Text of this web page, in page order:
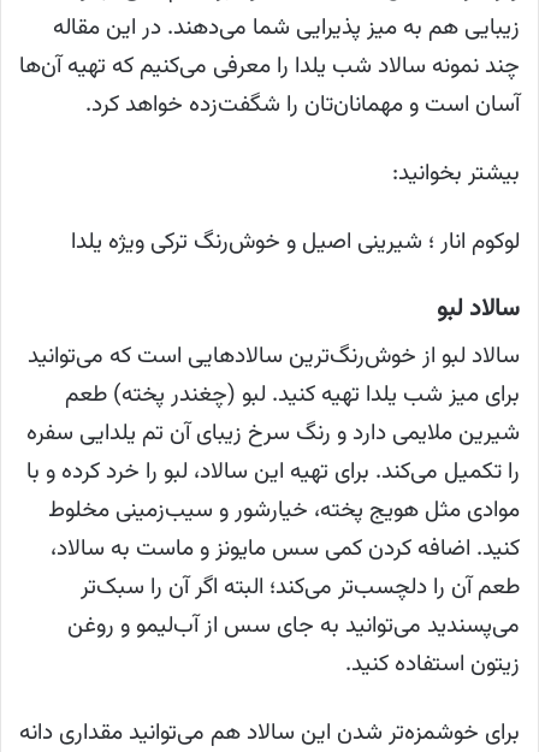
زیبایی هم به میز پذیرایی شما می‌دهند. در این مقاله
چند نمونه سالاد شب یلدا را معرفی می‌کنیم که تهیه آن‌ها
آسان است و مهمانان‌تان را شگفت‌زده خواهد کرد.
بیشتر بخوانید:
لوکوم انار ؛ شیرینی اصیل و خوش‌رنگ ترکی ویژه یلدا
سالاد لبو
سالاد لبو از خوش‌رنگ‌ترین سالادهایی است که می‌توانید
برای میز شب یلدا تهیه کنید. لبو (چغندر پخته) طعم
شیرین ملایمی دارد و رنگ سرخ زیبای آن تم یلدایی سفره
را تکمیل می‌کند. برای تهیه این سالاد، لبو را خرد کرده و با
موادی مثل هویج پخته، خیارشور و سیب‌زمینی مخلوط
کنید. اضافه کردن کمی سس مایونز و ماست به سالاد،
طعم آن را دلچسب‌تر می‌کند؛ البته اگر آن را سبک‌تر
می‌پسندید می‌توانید به جای سس از آب‌لیمو و روغن
زیتون استفاده کنید.
برای خوشمزه‌تر شدن این سالاد هم می‌توانید مقداری دانه